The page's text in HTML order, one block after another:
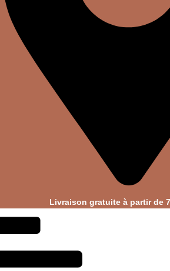
Livraison gratuite à partir de